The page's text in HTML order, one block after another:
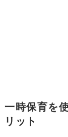
一時保育を
リット